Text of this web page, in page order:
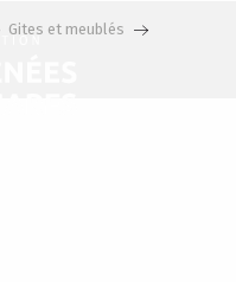
Gites et meublés